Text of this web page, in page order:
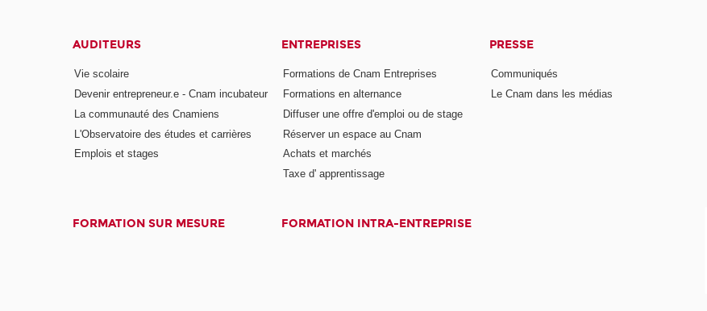
AUDITEURS
Vie scolaire
Devenir entrepreneur.e - Cnam incubateur
La communauté des Cnamiens
L'Observatoire des études et carrières
Emplois et stages
ENTREPRISES
Formations de Cnam Entreprises
Formations en alternance
Diffuser une offre d'emploi ou de stage
Réserver un espace au Cnam
Achats et marchés
Taxe d' apprentissage
PRESSE
Communiqués
Le Cnam dans les médias
FORMATION SUR MESURE FORMATION INTRA-ENTREPRISE